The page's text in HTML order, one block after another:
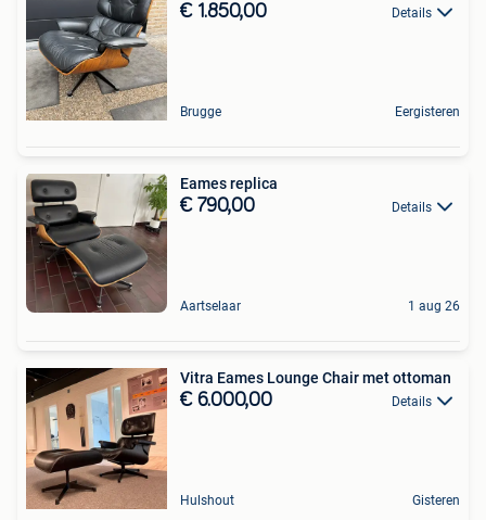
€ 1.850,00 Details
Brugge Eergisteren
Eames replica
€ 790,00 Details
Aartselaar 1 aug 26
Vitra Eames Lounge Chair met ottoman
€ 6.000,00 Details
Hulshout Gisteren